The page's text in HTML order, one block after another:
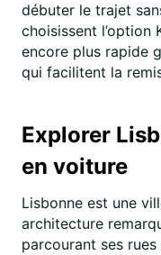
débuter le trajet
choisissent l’option
encore plus rapide
qui facilitent la
Explorer
en voiture
Lisbonne est une
architecture
parcourant ses